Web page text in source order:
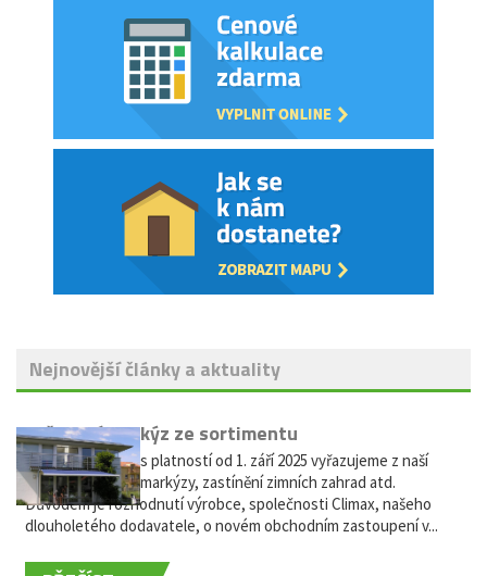
Nejnovější články a aktuality
Vyřazení markýz ze sortimentu
Vážení zákazníci, s platností od 1. září 2025 vyřazujeme z naší
nabídky výsuvné markýzy, zastínění zimních zahrad atd.
Důvodem je rozhodnutí výrobce, společnosti Climax, našeho
dlouholetého dodavatele, o novém obchodním zastoupení v...